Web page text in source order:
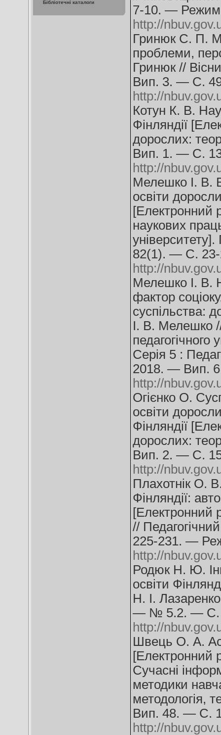
Бібліотечні каталоги
7-10. — Режим
http://
Гринюк С. П.
проблеми,
Гринюк //
Вип. 3. — С.
http://
Котун К. В.
Фінляндії
дорослих:
Вип. 1. — С.
http://
Мелешко І. В.
освіти
[Електронний
наукових
82(1). — С.
http://
Мелешко І. В.
фактор
суспільства:
І. В. Мелешко
Серія 5 :
2018. — Вип.
http://
Огієнко О.
освіти
Фінляндії
дорослих:
Вип. 2. — С.
http://
Плахотнік О.
Фінляндії:
[Електронний
//
225-231. —
http://
Родюк Н. Ю.
освіти
Н. І.
— № 5.2. — С.
http://
Швець О. А.
Сучасні
методики
методологія,
Вип. 48. — С.
http://